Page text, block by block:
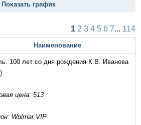
Показать график
1 2 3 4 5 6 7... 114
Наименование
100 лет со дня рождения К.В. Иванова
цена: 513
Wolmar VIP